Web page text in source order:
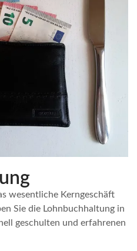
wesentliche Kerngeschäft
Sie die Lohnbuchhaltung in
geschulten und erfahrenen